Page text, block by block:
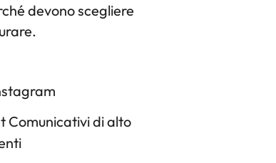
devono scegliere
Comunicativi di alto